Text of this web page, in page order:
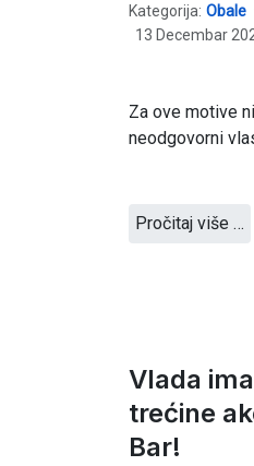
Kategorija: Obale
13 Decembar
Za ove motive
neodgovorni
Pročitaj više …
Vlada
trećine
Bar!